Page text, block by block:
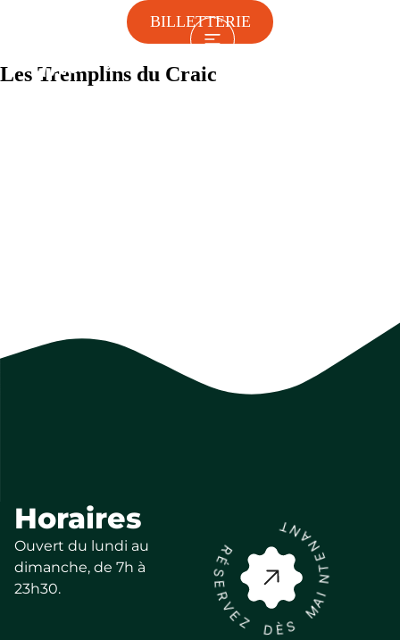
BILLETTERIE
Les Tremplins du Craic
Horaires
Ouvert du lundi au
dimanche, de 7h à
23h30.
TNA
N
E
T
N
I
A
M
S
È
D
Z
E
V
R
E
S
É
R